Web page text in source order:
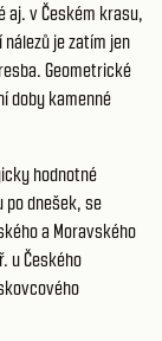
aj. v Českém krasu,
je zatím jen
Geometrické
doby kamenné
hodnotné
po dnešek, se
a Moravského
u Českého